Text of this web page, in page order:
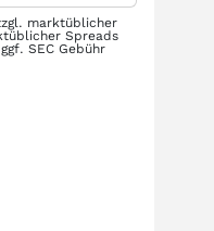
marktüblicher
Spreads
SEC Gebühr